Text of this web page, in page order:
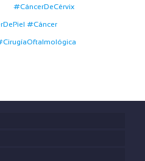
#CáncerDeCérvix
#Cáncer